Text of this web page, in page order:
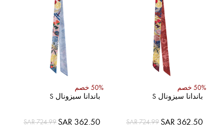
50% خصم
باندانا سيزونال S
السعر
الخاص
SAR 362.50
SAR 724.99
50% خصم
باندانا سيزونال S
السعر
الخاص
SAR 362.50
SAR 724.99